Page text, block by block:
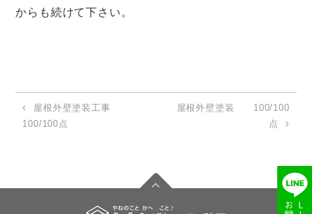
からも続けて下さい。
屋根外壁塗装工事
100/100点
屋根外壁塗装 100/100
点